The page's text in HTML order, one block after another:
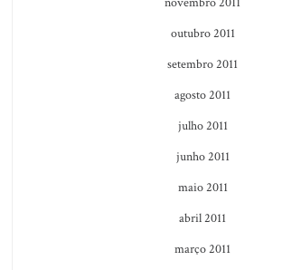
outubro 2011
setembro 2011
agosto 2011
julho 2011
junho 2011
maio 2011
abril 2011
março 2011